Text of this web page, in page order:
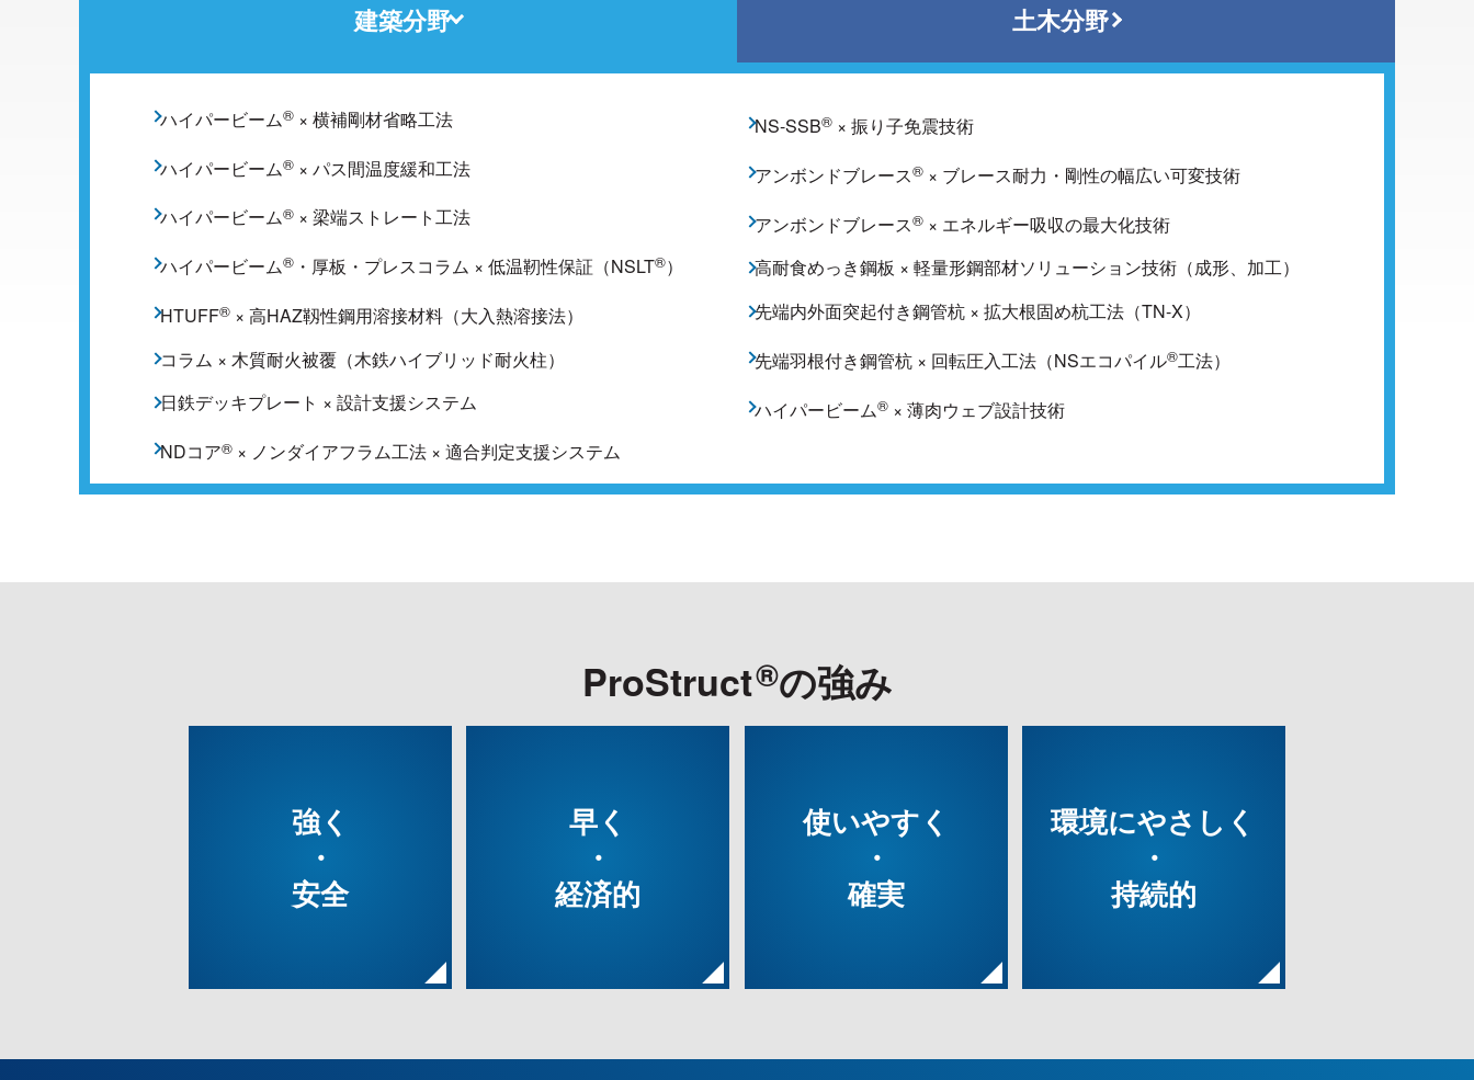
建築分野 土木分野
ハイパービーム®× 横補剛材省略工法
ハイパービーム®× パス間温度緩和工法
ハイパービーム®× 梁端ストレート工法
ハイパービーム®・厚板・プレスコラム × 低温靭性保証（NSLT®）
HTUFF®× 高HAZ靱性鋼用溶接材料（大入熱溶接法）
コラム × 木質耐火被覆（木鉄ハイブリッド耐火柱）
日鉄デッキプレート × 設計支援システム
NDコア®× ノンダイアフラム工法 × 適合判定支援システム
NS-SSB® × 振り子免震技術
アンボンドブレース® × ブレース耐力・剛性の幅広い可変技術
アンボンドブレース® × エネルギー吸収の最大化技術
高耐食めっき鋼板 × 軽量形鋼部材ソリューション技術（成形、加工）
先端内外面突起付き鋼管杭 × 拡大根固め杭工法（TN-X）
先端羽根付き鋼管杭 × 回転圧入工法（NSエコパイル®工法）
ハイパービーム® × 薄肉ウェブ設計技術
®
ProStruct®の強み
強く
・
安全
早く
・
経済的
使いやすく
・
確実
環境にやさしく
・
持続的